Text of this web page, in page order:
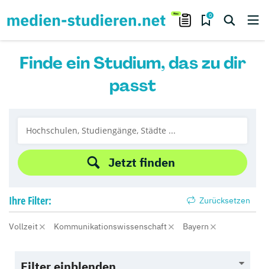
0
Finde ein Studium, das zu dir
passt
Jetzt finden
Ihre Filter: Zurücksetzen
Vollzeit Kommunikationswissenschaft Bayern